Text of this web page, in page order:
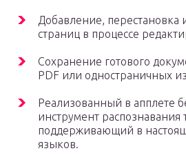
Добавление, перестановка
страниц в процессе
Сохранение готового
PDF или одностраничных
Реализованный в апплете
инструмент распознавания
поддерживающий в
языков.